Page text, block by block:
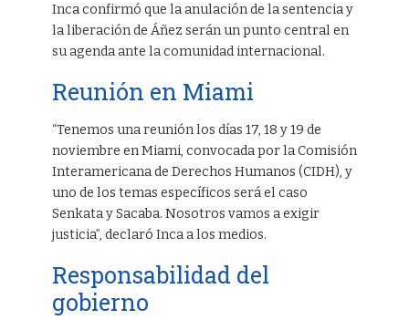
Inca confirmó que la anulación de la sentencia y
la liberación de Áñez serán un punto central en
su agenda ante la comunidad internacional.
Reunión en Miami
“Tenemos una reunión los días 17, 18 y 19 de
noviembre en Miami, convocada por la Comisión
Interamericana de Derechos Humanos (CIDH), y
uno de los temas específicos será el caso
Senkata y Sacaba. Nosotros vamos a exigir
justicia”, declaró Inca a los medios.
Responsabilidad del
gobierno